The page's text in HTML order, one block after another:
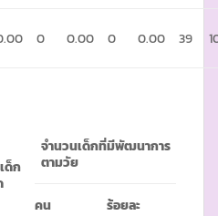
0 0.00 0 0.00 39
ด็ก
จำนวนเด็กที่มีพัฒนาการ
ตามวัย
คน ร้อยละ